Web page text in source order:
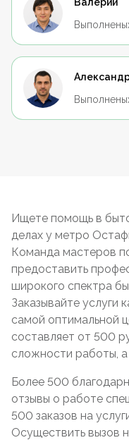
Ищете помощь в
делах у метро
Команда мастеров
предоставить
широкого спектра
Заказывайте услуги
самой оптимальной
составляет от 500
сложности работы,
Более 500
отзывы о работе
500 заказов на
Осуществить вызов